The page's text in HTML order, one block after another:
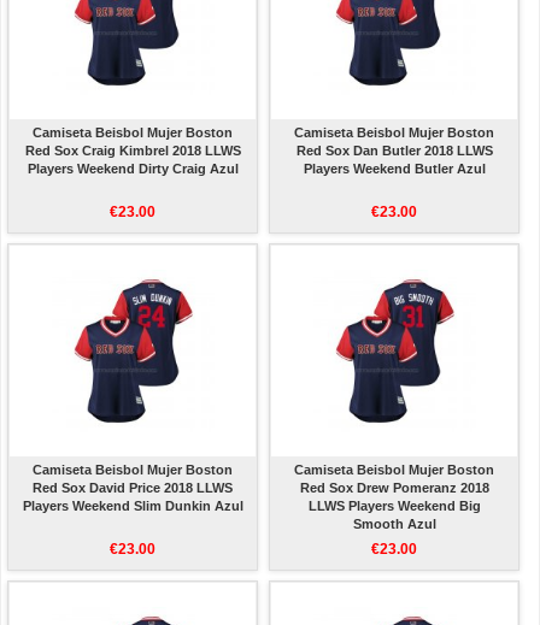
Camiseta Beisbol Mujer Boston
Red Sox Craig Kimbrel 2018 LLWS
Players Weekend Dirty Craig Azul
€23.00
Camiseta Beisbol Mujer Boston
Red Sox Dan Butler 2018 LLWS
Players Weekend Butler Azul
€23.00
Camiseta Beisbol Mujer Boston
Red Sox David Price 2018 LLWS
Players Weekend Slim Dunkin Azul
€23.00
Camiseta Beisbol Mujer Boston
Red Sox Drew Pomeranz 2018
LLWS Players Weekend Big
Smooth Azul
€23.00